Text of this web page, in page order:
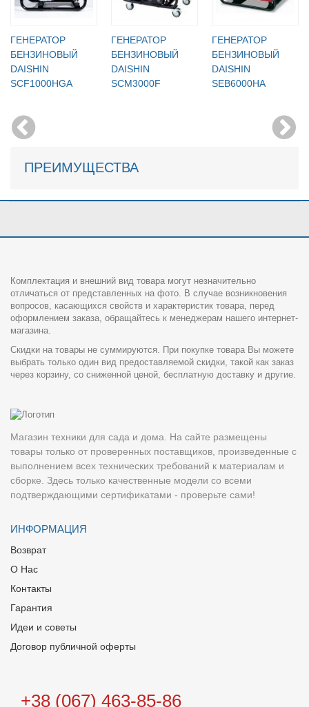
ГЕНЕРАТОР
БЕНЗИНОВЫЙ
DAISHIN
SCF1000HGA
ГЕНЕРАТОР
БЕНЗИНОВЫЙ
DAISHIN
SCM3000F
ГЕНЕРАТОР
БЕНЗИНОВЫЙ
DAISHIN
SEB6000HA
ПРЕИМУЩЕСТВА
Комплектация и внешний вид товара могут незначительно
отличаться от представленных на фото. В случае возникновения
вопросов, касающихся свойств и характеристик товара, перед
оформлением заказа, обращайтесь к менеджерам нашего интернет-
магазина.
Скидки на товары не суммируются. При покупке товара Вы можете
выбрать только один вид предоставляемой скидки, такой как заказ
через корзину, со сниженной ценой, бесплатную доставку и другие.
Магазин техники для сада и дома. На сайте размещены
товары только от проверенных поставщиков, произведенные с
выполнением всех технических требований к материалам и
сборке. Здесь только качественные модели со всеми
подтверждающими сертификатами - проверьте сами!
ИНФОРМАЦИЯ
Возврат
О Нас
Контакты
Гарантия
Идеи и советы
Договор публичной оферты
+38 (067) 463-85-86